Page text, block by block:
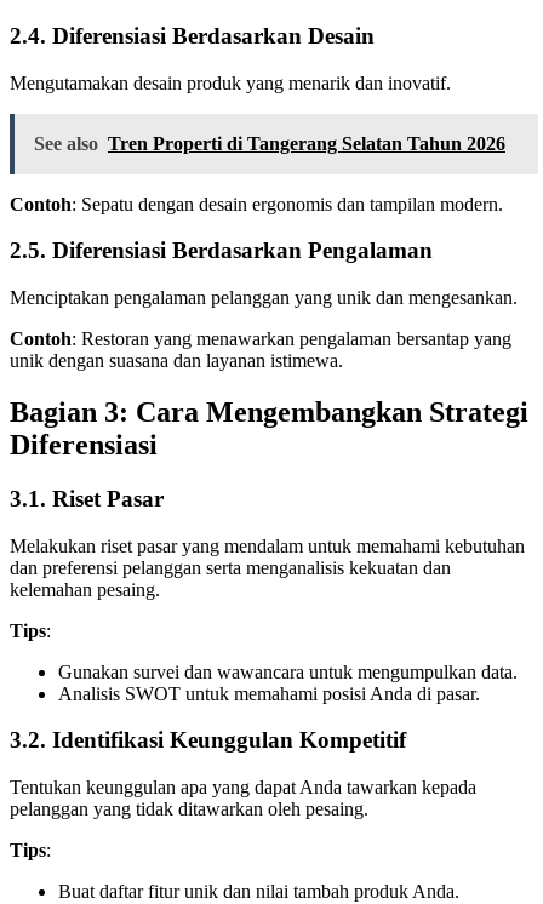
2.4. Diferensiasi Berdasarkan Desain
Mengutamakan desain produk yang menarik dan inovatif.
See also Tren Properti di Tangerang Selatan Tahun 2026
Contoh: Sepatu dengan desain ergonomis dan tampilan modern.
2.5. Diferensiasi Berdasarkan Pengalaman
Menciptakan pengalaman pelanggan yang unik dan mengesankan.
Contoh: Restoran yang menawarkan pengalaman bersantap yang
unik dengan suasana dan layanan istimewa.
Bagian 3: Cara Mengembangkan Strategi
Diferensiasi
3.1. Riset Pasar
Melakukan riset pasar yang mendalam untuk memahami kebutuhan
dan preferensi pelanggan serta menganalisis kekuatan dan
kelemahan pesaing.
Tips:
Gunakan survei dan wawancara untuk mengumpulkan data.
Analisis SWOT untuk memahami posisi Anda di pasar.
3.2. Identifikasi Keunggulan Kompetitif
Tentukan keunggulan apa yang dapat Anda tawarkan kepada
pelanggan yang tidak ditawarkan oleh pesaing.
Tips:
Buat daftar fitur unik dan nilai tambah produk Anda.